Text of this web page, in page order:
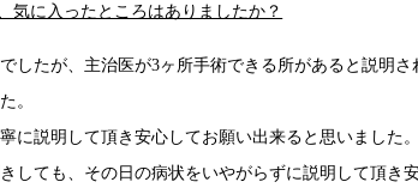
気に入ったところはありましたか？
したが、主治医が3ヶ所手術できる所があると説明
。
に説明して頂き安心してお願い出来ると思いました。
しても、その日の病状をいやがらずに説明して頂き